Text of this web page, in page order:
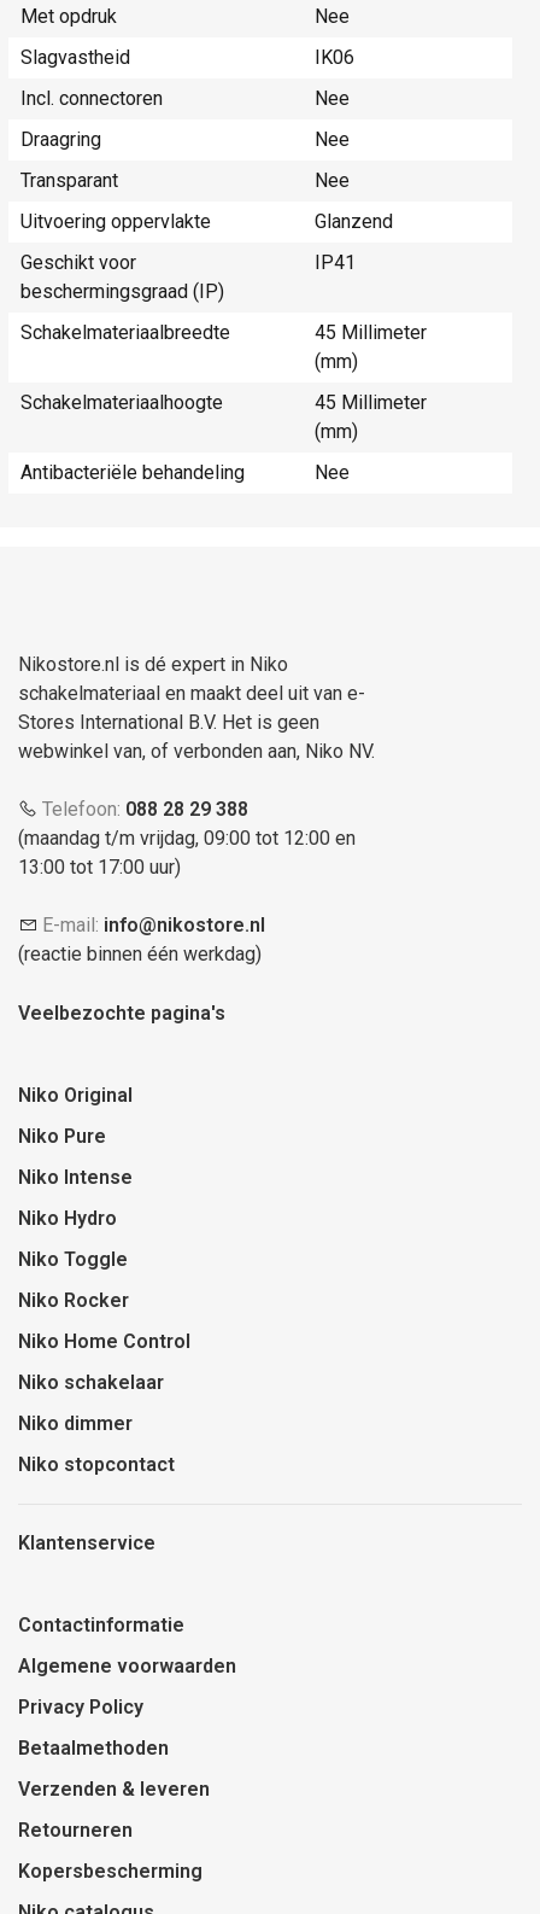
Met opdruk
Nee
Slagvastheid
IK06
Incl. connectoren
Nee
Draagring
Nee
Transparant
Nee
Uitvoering oppervlakte
Glanzend
Geschikt voor
beschermingsgraad (IP)
IP41
Schakelmateriaalbreedte
45 Millimeter
(mm)
Schakelmateriaalhoogte
45 Millimeter
(mm)
Antibacteriële behandeling
Nee
Nikostore.nl is dé expert in Niko
schakelmateriaal en maakt deel uit van e-
Stores International B.V. Het is geen
webwinkel van, of verbonden aan, Niko NV.
Telefoon: 088 28 29 388
(maandag t/m vrijdag, 09:00 tot 12:00 en
13:00 tot 17:00 uur)
E-mail: info@nikostore.nl
(reactie binnen één werkdag)
Veelbezochte pagina's
Niko Original
Niko Pure
Niko Intense
Niko Hydro
Niko Toggle
Niko Rocker
Niko Home Control
Niko schakelaar
Niko dimmer
Niko stopcontact
Klantenservice
Contactinformatie
Algemene voorwaarden
Privacy Policy
Betaalmethoden
Verzenden & leveren
Retourneren
Kopersbescherming